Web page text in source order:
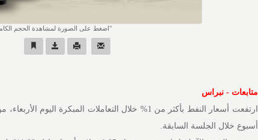
اضغط على الصورة لمشاهدة الحجم
متابعات - نبراس
ارتفعت أسعار النفط بأكثر من 1% خلال التعاملات المبكرة
أسبوع خلال الجلسة السابقة.